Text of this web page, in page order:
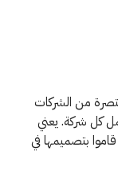
من الشركات
كل شركة. يعني
بتصميمها في